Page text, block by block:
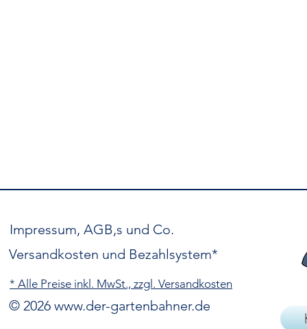
Impressum, AGB,s und Co.
Versandkosten und Bezahlsystem*
* Alle Preise inkl. MwSt., zzgl. Versandkosten
© 2026 www.der-gartenbahner.de